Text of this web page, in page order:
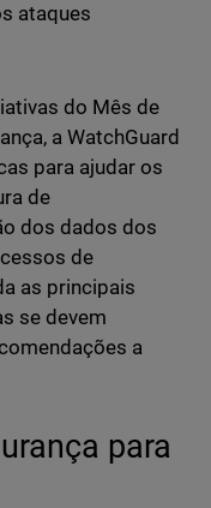
ataques
do Mês de
a WatchGuard
para ajudar os
de
dos dados dos
de
as principais
se devem
a
para